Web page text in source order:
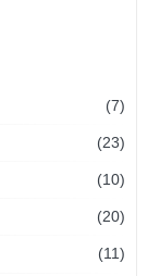
(7)
(23)
(10)
(20)
(11)